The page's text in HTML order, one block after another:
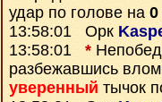
удар по голове на 0
13:58:01 Орк
13:58:01 *
разбежавшись
уверенный тычок